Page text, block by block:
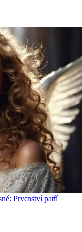
Prvenství patří